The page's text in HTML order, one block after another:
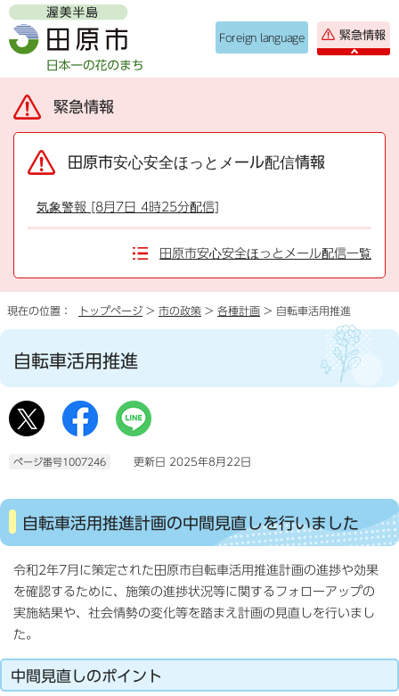
Foreign language 緊急情報
緊急情報
田原市安心安全ほっとメール配信情報
気象警報 [8月7日 4時25分配信]
田原市安心安全ほっとメール配信一覧
現在の位置： トップページ > 市の政策 > 各種計画 > 自転車活用推進
自転車活用推進
ページ番号1007246 更新日 2025年8月22日
自転車活用推進計画の中間見直しを行いました
令和2年7月に策定された田原市自転車活用推進計画の進捗や効果
を確認するために、施策の進捗状況等に関するフォローアップの
実施結果や、社会情勢の変化等を踏まえ計画の見直しを行いまし
た。
中間見直しのポイント